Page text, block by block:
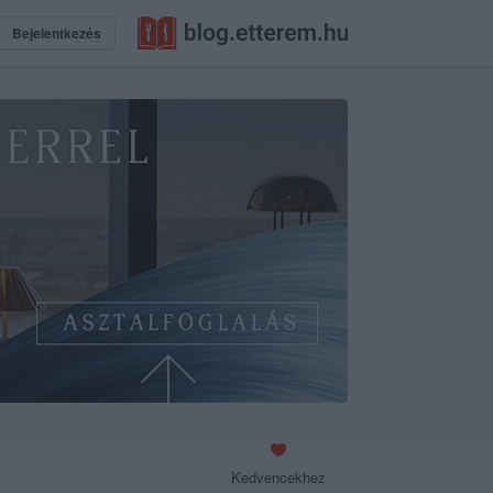
Bejelentkezés
Kedvencekhez